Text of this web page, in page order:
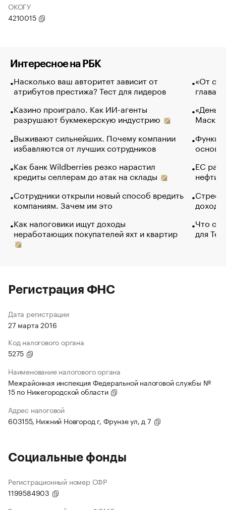
ОКОГУ
4210015
Интересное на РБК
Насколько ваш авторитет зависит от
атрибутов престижа? Тест для лидеров
Казино проиграло. Как ИИ-агенты
разрушают букмекерскую индустрию
Выживают сильнейших. Почему компании
избавляются от лучших сотрудников
Как банк Wildberries резко нарастил
кредиты селлерам до атак на склады
Сотрудники открыли новый способ вредить
компаниям. Зачем им это
Как налоговики ищут доходы
неработающих покупателей яхт и квартир
«От
глава
Маск в
основ
ЕС
нефти
Что
для
Регистрация ФНС
Дата регистрации
27 марта 2016
Код налогового органа
5275
Наименование налогового органа
Межрайонная инспекция Федеральной налоговой службы №
15 по Нижегородской области
Адрес налоговой
603155, Нижний Новгород г, Фрунзе ул, д 7
Социальные фонды
Регистрационный номер СФР
1199584903